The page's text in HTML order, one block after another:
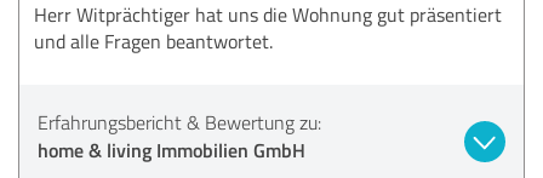
Herr Witprächtiger hat uns die Wohnung gut präsentiert
und alle Fragen beantwortet.
Erfahrungsbericht & Bewertung zu:
home & living Immobilien GmbH